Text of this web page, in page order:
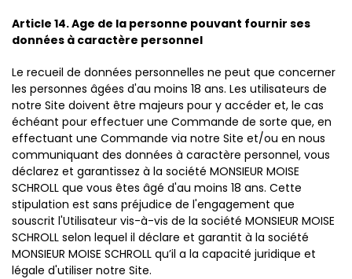
Article 14. Age de la personne pouvant fournir ses
données à caractère personnel
Le recueil de données personnelles ne peut que concerner
les personnes âgées d'au moins 18 ans. Les utilisateurs de
notre Site doivent être majeurs pour y accéder et, le cas
échéant pour effectuer une Commande de sorte que, en
effectuant une Commande via notre Site et/ou en nous
communiquant des données à caractère personnel, vous
déclarez et garantissez à la société MONSIEUR MOISE
SCHROLL que vous êtes âgé d'au moins 18 ans. Cette
stipulation est sans préjudice de l'engagement que
souscrit l'Utilisateur vis-à-vis de la société MONSIEUR MOISE
SCHROLL selon lequel il déclare et garantit à la société
MONSIEUR MOISE SCHROLL qu’il a la capacité juridique et
légale d'utiliser notre Site.